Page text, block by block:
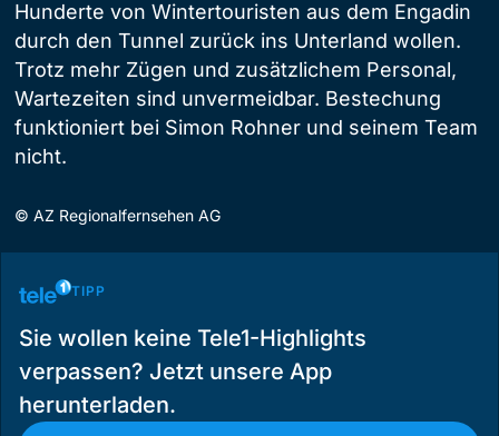
Hunderte von Wintertouristen aus dem Engadin
durch den Tunnel zurück ins Unterland wollen.
Trotz mehr Zügen und zusätzlichem Personal,
Wartezeiten sind unvermeidbar. Bestechung
funktioniert bei Simon Rohner und seinem Team
nicht.
© AZ Regionalfernsehen AG
TIPP
Sie wollen keine Tele1-Highlights
verpassen? Jetzt unsere App
herunterladen.